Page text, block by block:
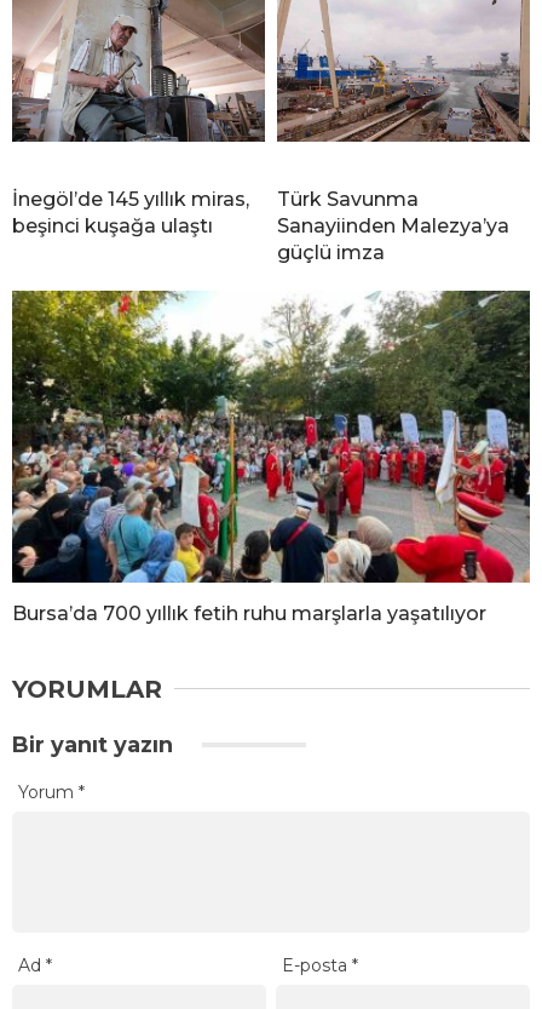
İnegöl’de 145 yıllık miras,
beşinci kuşağa ulaştı
Türk Savunma
Sanayiinden Malezya’ya
güçlü imza
Bursa’da 700 yıllık fetih ruhu marşlarla yaşatılıyor
YORUMLAR
Bir yanıt yazın
Yorum *
Ad * E-posta*